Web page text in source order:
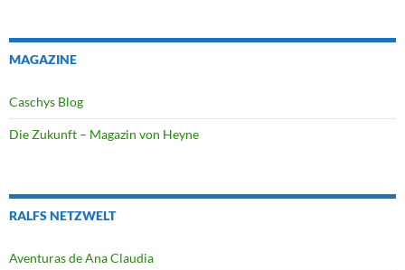
MAGAZINE
Caschys Blog
Die Zukunft – Magazin von Heyne
RALFS NETZWELT
Aventuras de Ana Claudia